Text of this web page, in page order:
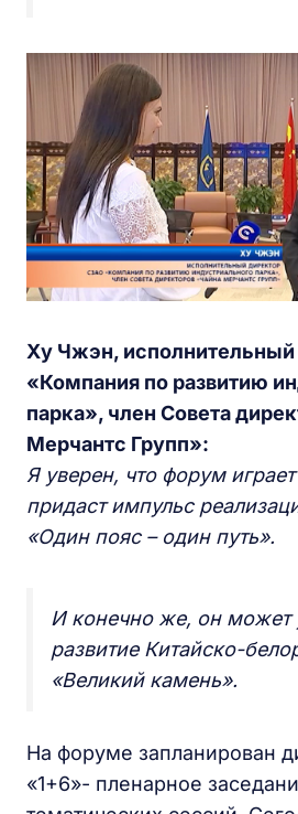
Ху Чжэн,
«Компания по развитию
парка», член Совета
Мерчантс Групп»:
Я уверен, что форум
придаст импульс
«Один пояс – один путь».
И конечно же, он может
развитие Китайско-
«Великий камень».
На форуме запланирован
«1+6»- пленарное